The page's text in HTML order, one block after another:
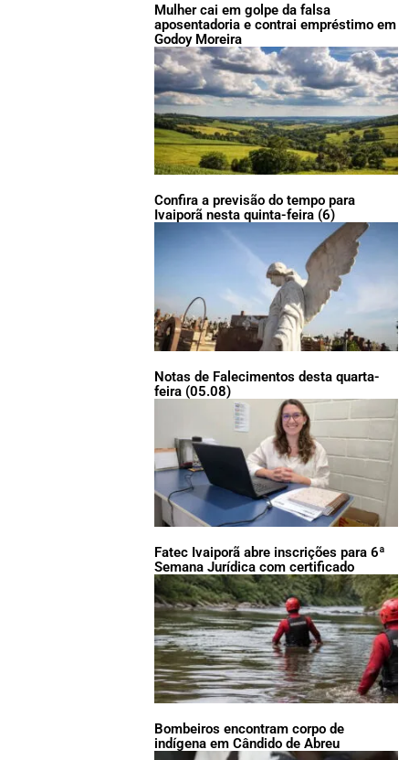
Mulher cai em golpe da falsa
aposentadoria e contrai empréstimo em
Godoy Moreira
Confira a previsão do tempo para
Ivaiporã nesta quinta-feira (6)
Notas de Falecimentos desta quarta-
feira (05.08)
Fatec Ivaiporã abre inscrições para 6ª
Semana Jurídica com certificado
Bombeiros encontram corpo de
indígena em Cândido de Abreu